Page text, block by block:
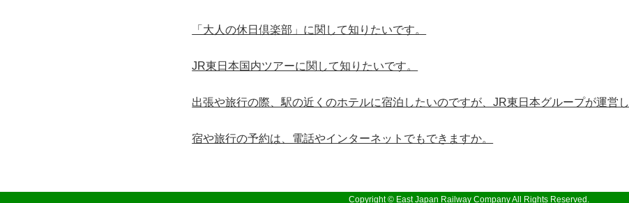
「大人の休日倶楽部」に関して知りたいです。
JR東日本国内ツアーに関して知りたいです。
出張や旅行の際、駅の近くのホテルに宿泊したいのですが、JR東日本グループが運営
宿や旅行の予約は、電話やインターネットでもできますか。
Copyright © East Japan Railway Company All Rights Reserved.